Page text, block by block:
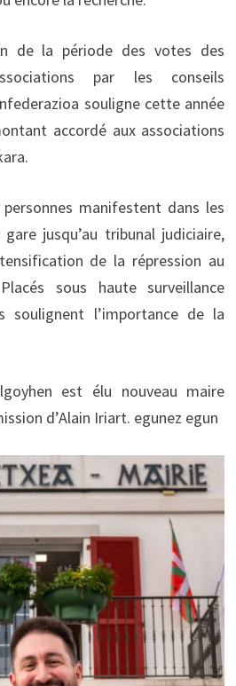
de la période des votes des
par les conseils
souligne cette année
accordé aux associations
personnes manifestent dans les
jusqu’au tribunal judiciaire,
de la répression au
sous haute surveillance
soulignent l’importance de la
est élu nouveau maire
d’Alain Iriart. egunez egun